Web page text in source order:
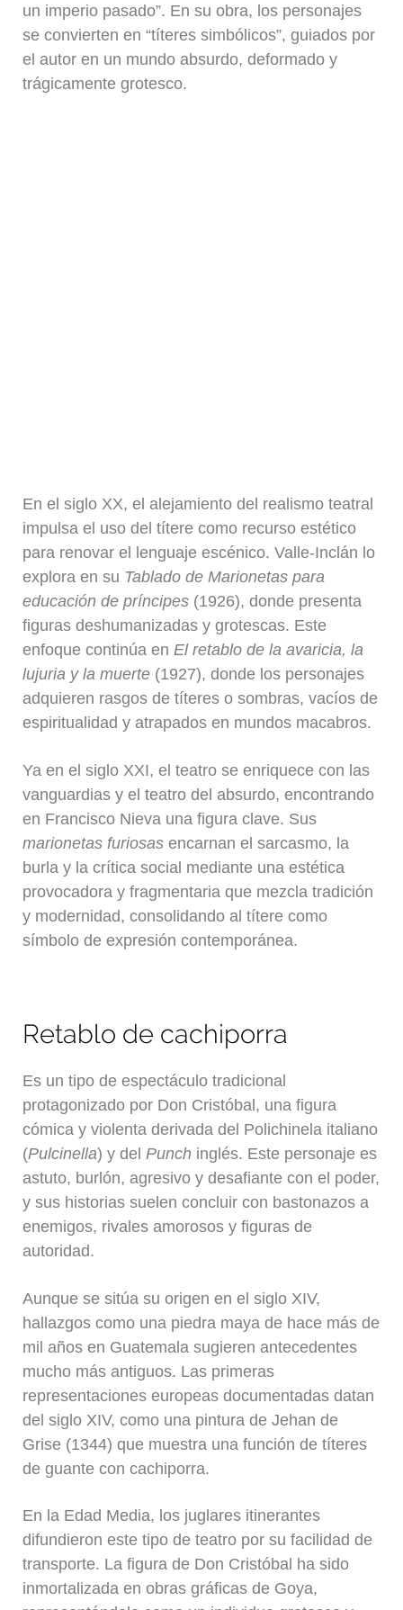
un imperio pasado”. En su obra, los personajes
se convierten en “títeres simbólicos”, guiados por
el autor en un mundo absurdo, deformado y
trágicamente grotesco.
En el siglo XX, el alejamiento del realismo teatral
impulsa el uso del títere como recurso estético
para renovar el lenguaje escénico. Valle-Inclán lo
explora en su Tablado de Marionetas para
educación de príncipes (1926), donde presenta
figuras deshumanizadas y grotescas. Este
enfoque continúa enEl retablo de la avaricia, la
lujuria y la muerte (1927), donde los personajes
adquieren rasgos de títeres o sombras, vacíos de
espiritualidad y atrapados en mundos macabros.
Ya en el siglo XXI, el teatro se enriquece con las
vanguardias y el teatro del absurdo, encontrando
en Francisco Nieva una figura clave. Sus
marionetas furiosas encarnan el sarcasmo, la
burla y la crítica social mediante una estética
provocadora y fragmentaria que mezcla tradición
y modernidad, consolidando al títere como
símbolo de expresión contemporánea.
Retablo de cachiporra
Es un tipo de espectáculo tradicional
protagonizado por Don Cristóbal, una figura
cómica y violenta derivada del Polichinela italiano
(Pulcinella) y delPunch inglés. Este personaje es
astuto, burlón, agresivo y desafiante con el poder,
y sus historias suelen concluir con bastonazos a
enemigos, rivales amorosos y figuras de
autoridad.
Aunque se sitúa su origen en el siglo XIV,
hallazgos como una piedra maya de hace más de
mil años en Guatemala sugieren antecedentes
mucho más antiguos. Las primeras
representaciones europeas documentadas datan
del siglo XIV, como una pintura de Jehan de
Grise (1344) que muestra una función de títeres
de guante con cachiporra.
En la Edad Media, los juglares itinerantes
difundieron este tipo de teatro por su facilidad de
transporte. La figura de Don Cristóbal ha sido
inmortalizada en obras gráficas de Goya,